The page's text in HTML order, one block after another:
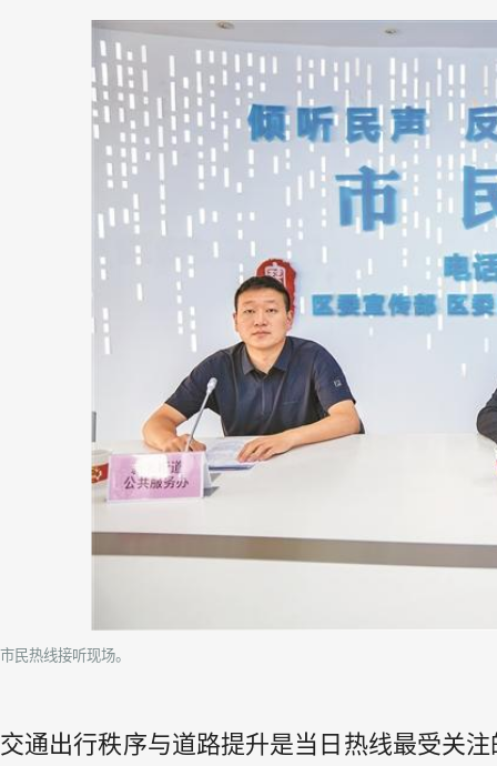
市民热线接听现场。
交通出行秩序与道路提升是当日热线最受关